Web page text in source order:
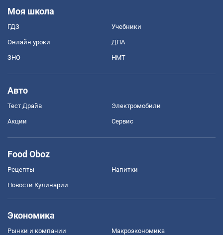
Моя школа
ГДЗ Учебники
Онлайн уроки ДПА
ЗНО НМТ
Авто
Тест Драйв Электромобили
Акции Сервис
Food Oboz
Рецепты Напитки
Новости Кулинарии
Экономика
Рынки и компании Mакроэкономика